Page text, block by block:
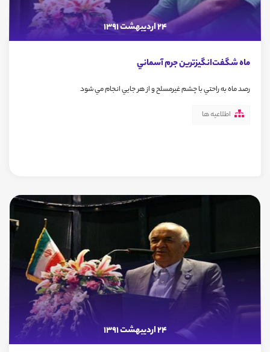
24 اردیبهشت 1391
ماه شگفت‌انگيز‌ترين جرم آسماني
رصد ماه به راحتي با چشم غيرمسلح و از هر جايي انجام مي شود
اطلاعیه ها
24 اردیبهشت 1391